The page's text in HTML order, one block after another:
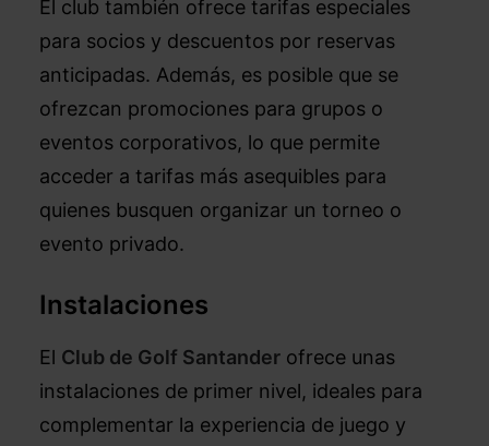
El club también ofrece tarifas especiales
para socios y descuentos por reservas
anticipadas. Además, es posible que se
ofrezcan promociones para grupos o
eventos corporativos, lo que permite
acceder a tarifas más asequibles para
quienes busquen organizar un torneo o
evento privado.
Instalaciones
El Club de Golf Santander ofrece unas
instalaciones de primer nivel, ideales para
complementar la experiencia de juego y